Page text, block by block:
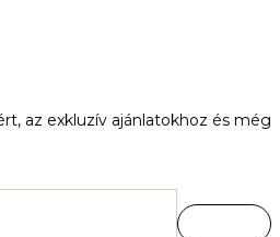
az exkluzív ajánlatokhoz és még